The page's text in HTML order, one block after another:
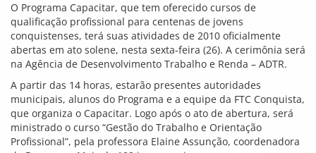
O Programa Capacitar, que tem oferecido cursos de
qualificação profissional para centenas de jovens
conquistenses, terá suas atividades de 2010 oficialmente
abertas em ato solene, nesta sexta-feira (26). A cerimônia será
na Agência de Desenvolvimento Trabalho e Renda – ADTR.
A partir das 14 horas, estarão presentes autoridades
municipais, alunos do Programa e a equipe da FTC Conquista,
que organiza o Capacitar. Logo após o ato de abertura, será
ministrado o curso “Gestão do Trabalho e Orientação
Profissional”, pela professora Elaine Assunção, coordenadora